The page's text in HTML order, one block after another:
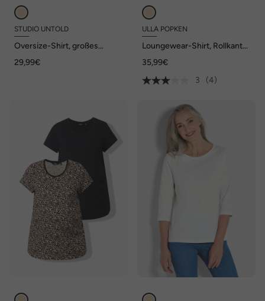
STUDIO UNTOLD
Oversize-Shirt, großes
29,99€
ULLA POPKEN
Loungewear-Shirt, Rollkante,
Halbarm
35,99€
3
(4)